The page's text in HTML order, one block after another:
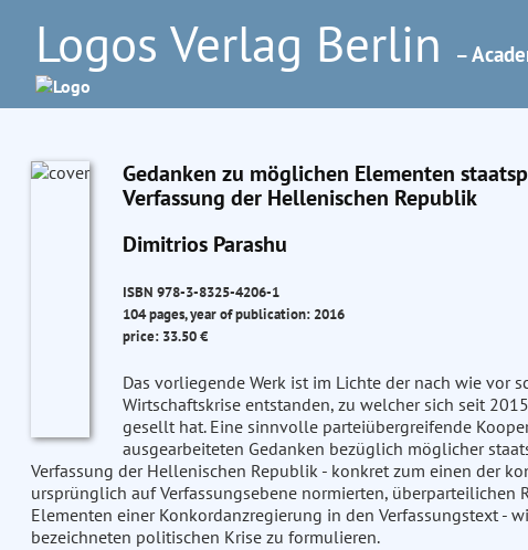
Logos Verlag Berlin –
Gedanken zu möglichen Elementen
Verfassung der Hellenischen Republik
Dimitrios Parashu
ISBN 978-3-8325-4206-1
104 pages, year of publication: 2016
price: 33.50 €
Das vorliegende Werk ist im Lichte der nach wie vor
Wirtschaftskrise entstanden, zu welcher sich seit
gesellt hat. Eine sinnvolle parteiübergreifende
ausgearbeiteten Gedanken bezüglich möglicher
Verfassung der Hellenischen Republik - konkret zum einen der
ursprünglich auf Verfassungsebene normierten, überparteilichen
Elementen einer Konkordanzregierung in den Verfassungstext -
bezeichneten politischen Krise zu formulieren.